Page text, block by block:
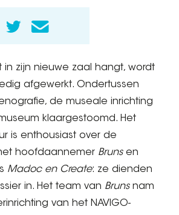
in zijn nieuwe zaal hangt, wordt
afgewerkt. Ondertussen
de museale inrichting
klaargestoomd. Het
is enthousiast over de
hoofdaannemer Brunsen
Madoc en Create: ze dienden
in. Het team van Brunsnam
van het NAVIGO-